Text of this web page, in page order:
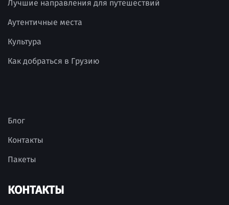
Лучшие направления для путешествий
Аутентичные места
Культура
Как добраться в Грузию
Блог
Контакты
Пакеты
КОНТАКТЫ